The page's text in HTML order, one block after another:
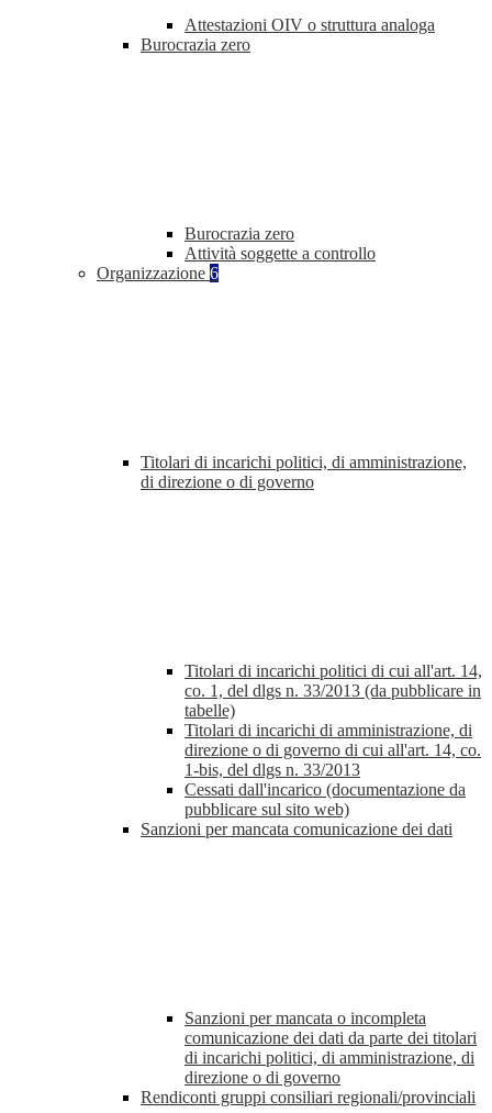
Attestazioni OIV o struttura analoga
Burocrazia zero
Burocrazia zero
Attività soggette a controllo
Organizzazione 6
Titolari di incarichi politici, di amministrazione,
di direzione o di governo
Titolari di incarichi politici di cui all'art. 14,
co. 1, del dlgs n. 33/2013 (da pubblicare in
tabelle)
Titolari di incarichi di amministrazione, di
direzione o di governo di cui all'art. 14, co.
1-bis, del dlgs n. 33/2013
Cessati dall'incarico (documentazione da
pubblicare sul sito web)
Sanzioni per mancata comunicazione dei dati
Sanzioni per mancata o incompleta
comunicazione dei dati da parte dei titolari
di incarichi politici, di amministrazione, di
direzione o di governo
Rendiconti gruppi consiliari regionali/provinciali